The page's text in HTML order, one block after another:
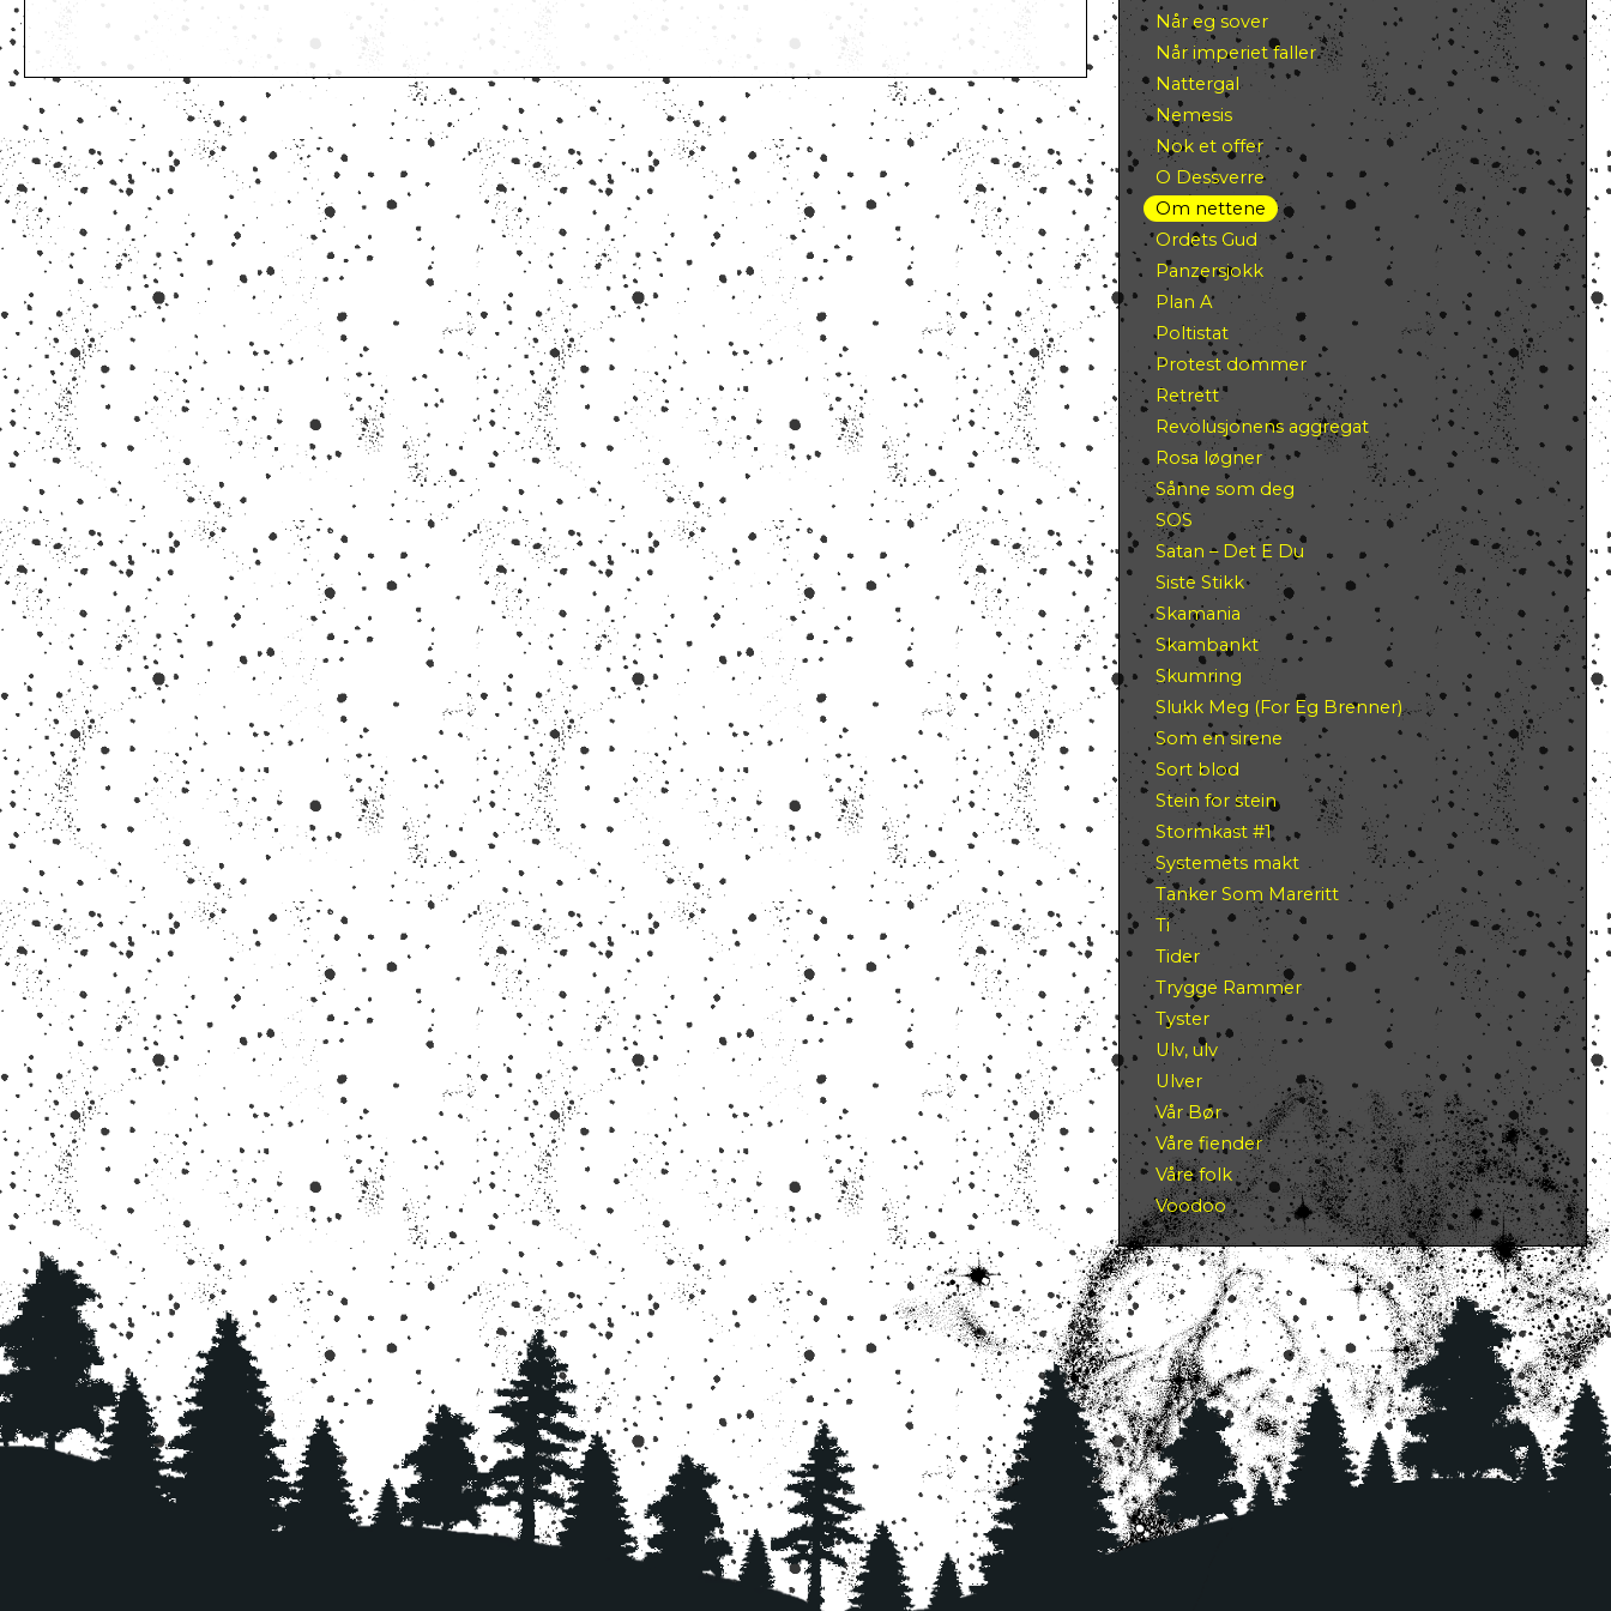
Når eg sover
Når imperiet faller
Nattergal
Nemesis
Nok et offer
O Dessverre
Om nettene
Ordets Gud
Panzersjokk
Plan A
Poltistat
Protest dommer
Retrett
Revolusjonens aggregat
Rosa løgner
Sånne som deg
SOS
Satan – Det E Du
Siste Stikk
Skamania
Skambankt
Skumring
Slukk Meg (For Eg Brenner)
Som en sirene
Sort blod
Stein for stein
Stormkast #1
Systemets makt
Tanker Som Mareritt
Ti
Tider
Trygge Rammer
Tyster
Ulv, ulv
Ulver
Vår Bør
Våre fiender
Våre folk
Voodoo